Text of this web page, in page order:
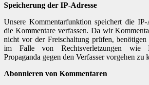
Speicherung der IP-Adresse
Unsere Kommentarfunktion speichert die IP-
die Kommentare verfassen. Da wir
nicht vor der Freischaltung prüfen,
im Falle von Rechtsverletzungen wie
Propaganda gegen den Verfasser vorgehen zu
Abonnieren von Kommentaren